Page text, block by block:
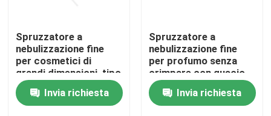
Casa
Spruzzatore a
nebulizzazione fine
per cosmetici di
grandi dimensioni, tipo
a crimpare, non
ricaricabile, da 13mm
15mm 18mm 20mm,
Invia richiesta
Spruzzatore a
nebulizzazione fine
per profumo senza
crimpare con guscio
in alluminio argento
lucido oro 13mm
15mm 18mm 20mm
Invia richiesta